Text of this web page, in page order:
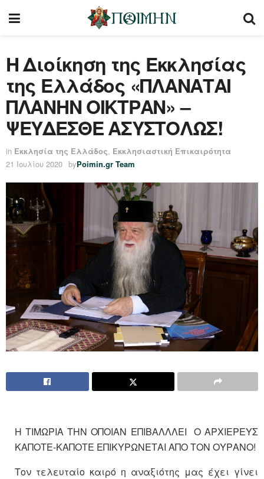
Η Διοίκηση της Εκκλησίας
της Ελλάδος «ΠΛΑΝΑΤΑΙ
ΠΛΑΝΗΝ ΟΙΚΤΡΑΝ» –
ΨΕΥΔΕΣΘΕ ΑΣΥΣΤΟΛΩΣ!
in Εκκλησία της Ελλάδος, Εκκλησιαστική Επικαιρότητα
21 Ιουλίου 2020 byPoimin.gr Team
Η ΤΙΜΩΡΙΑ ΤΗΝ ΟΠΟΙΑΝ ΕΠΙΒΑΛΛΛΕΙ Ο ΑΡΧΙΕΡΕΥΣ
ΚΑΠΟΤΕ-ΚΑΠΟΤΕ ΕΠΙΚΥΡΩΝΕΤΑΙ ΑΠΟ ΤΟΝ ΟΥΡΑΝΟ!
Τον τελευταίο καιρό η αναξιότης μας έχει γίνει